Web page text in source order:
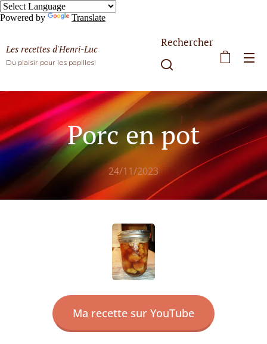
Powered by Translate
Les recettes d'Henri-Luc
Du plaisir pour les papilles!
Rechercher
Porc en pot
24/11/2023
Ma recette sur YouTube